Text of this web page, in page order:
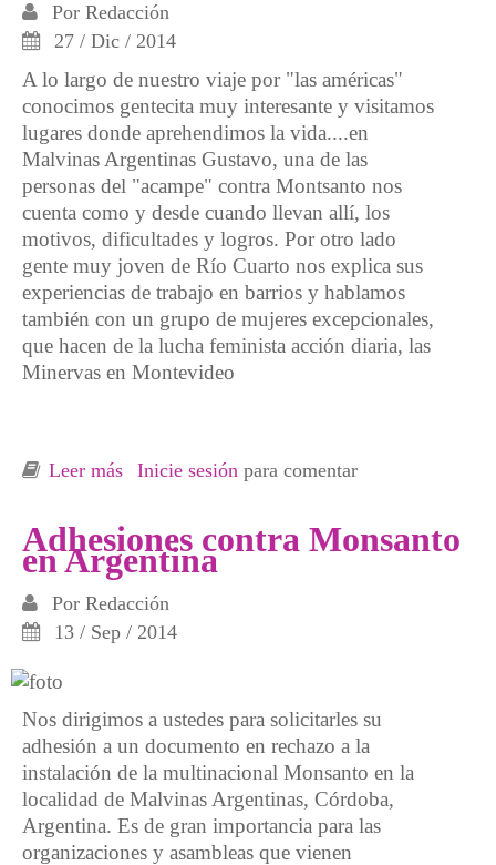
Por Redacción
27 / Dic / 2014
A lo largo de nuestro viaje por "las américas"
conocimos gentecita muy interesante y visitamos
lugares donde aprehendimos la vida....en
Malvinas Argentinas Gustavo, una de las
personas del "acampe" contra Montsanto nos
cuenta como y desde cuando llevan allí, los
motivos, dificultades y logros. Por otro lado
gente muy joven de Río Cuarto nos explica sus
experiencias de trabajo en barrios y hablamos
también con un grupo de mujeres excepcionales,
que hacen de la lucha feminista acción diaria, las
Minervas en Montevideo
Leer más sobre Entrevistas lucha contra Monsanto y las
Inicie sesión para comentar
Adhesiones contra Monsanto
en Argentina
Por Redacción
13 / Sep / 2014
Nos dirigimos a ustedes para solicitarles su
adhesión a un documento en rechazo a la
instalación de la multinacional Monsanto en la
localidad de Malvinas Argentinas, Córdoba,
Argentina. Es de gran importancia para las
organizaciones y asambleas que vienen